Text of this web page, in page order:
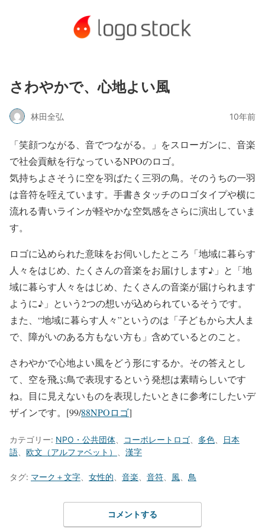
さわやかで、心地よい風
林田全弘 10年前
「笑顔つながる、音でつながる。」をスローガンに、音楽
で社会貢献を行なっているNPOのロゴ。
気持ちよさそうに空を羽ばたく三羽の鳥。そのうちの一羽
は音符を咥えています。手書きタッチのロゴタイプや横に
流れる青いラインが軽やかな空気感をさらに演出していま
す。
ロゴに込められた意味をお伺いしたところ「地域に暮らす
人々をはじめ、たくさんの音楽をお届けします♪」と「地
域に暮らす人々をはじめ、たくさんの音楽が届けられます
ように♪」という2つの想いが込められているそうです。
また、“地域に暮らす人々”というのは「子どもから大人ま
で、障がいのある方もない方も」含めているとのこと。
さわやかで心地よい風をどう形にするか。その答えとし
て、空を飛ぶ鳥で表現するという発想は素晴らしいです
ね。目に見えないものを表現したいときに参考にしたいデ
ザインです。[99/88NPOロゴ]
カテゴリー: NPO・公共団体 コーポレートロゴ 多色
日本
語
欧文（アルファベット） 漢字
タグ: マーク＋文字 女性的 音楽 音符 風 鳥
コメントする